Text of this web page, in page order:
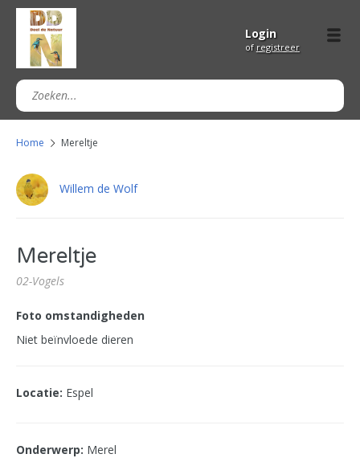
Login
of registreer
Home Mereltje
Willem de Wolf
Mereltje
02-Vogels
Foto omstandigheden
Niet beïnvloede dieren
Locatie: Espel
Onderwerp: Merel